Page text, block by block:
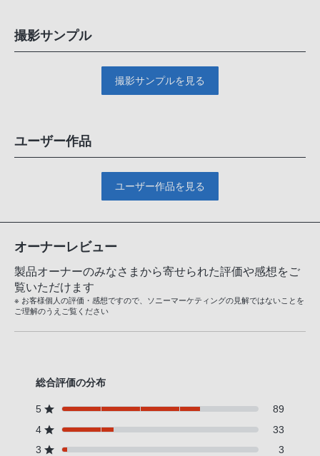
撮影サンプル
撮影サンプルを見る
ユーザー作品
ユーザー作品を見る
オーナーレビュー
製品オーナーのみなさまから寄せられた評価や感想をご
覧いただけます
※ お客様個人の評価・感想ですので、ソニーマーケティングの見解ではないことを
ご理解のうえご覧ください
総合評価の分布
5
89
4
33
3
3